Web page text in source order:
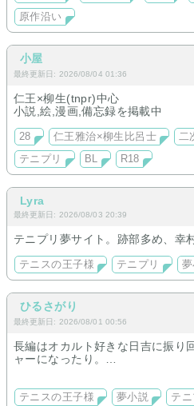
原作沿い
小屋
最終更新日: 2026/08/04 01:36
仁王×柳生(tnpr)中心
小説,絵,漫画,備忘録を掲載中
28 仁王雅治×柳生比呂士 二
テニプリ
BL R18
Lyra
最終更新日: 2026/08/03 20:39
テニプリ夢サイト。跡部多め、幸
テニスの王子様 テニプリ
ひるさがり
最終更新日: 2026/08/01 00:56
長編はオカルト好きな日吉に振り
ャーになったり。
短編はいろんなキャラでいろんな
テニスの王子様 夢小説 テニ